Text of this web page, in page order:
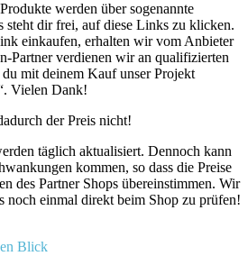
werden über sogenannte
dir frei, auf diese Links zu klicken.
einkaufen, erhalten wir vom Anbieter
Partner verdienen wir an qualifizierten
mit deinem Kauf unser Projekt
Vielen Dank!
der Preis nicht!
täglich aktualisiert. Dennoch kann
kommen, so dass die Preise
des Partner Shops übereinstimmen. Wir
noch einmal direkt beim Shop zu prüfen!
Blick